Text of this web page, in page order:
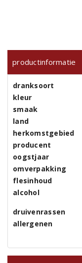
productinformatie
dranksoort
kleur
smaak
land
herkomstgebied
producent
oogstjaar
omverpakking
flesinhoud
alcohol
druivenrassen
allergenen